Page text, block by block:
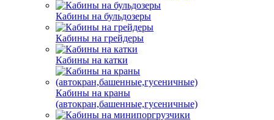
Кабины на бульдозеры
Кабины на грейдеры
Кабины на катки
Кабины на краны
(автокран,башенные,гусеничные)